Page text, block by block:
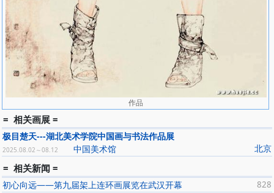
作品
= 相关画展 =
极目楚天---湖北美术学院中国画与书法作品展
北京
2025.08.02～08.12 中国美术馆
= 相关新闻 =
828
初心向远——第九届架上连环画展览在武汉开幕